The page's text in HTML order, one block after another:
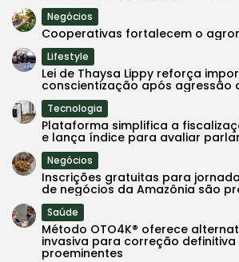
Negócios
Cooperativas fortalecem o
Lifestyle
Lei de Thaysa Lippy reforça
conscientização após agressão
Tecnologia
Plataforma simplifica a
e lança índice para avaliar
Negócios
Inscrições gratuitas para
de negócios da Amazônia são
Saúde
Método OTO4K® oferece
invasiva para correção definitiva
proeminentes